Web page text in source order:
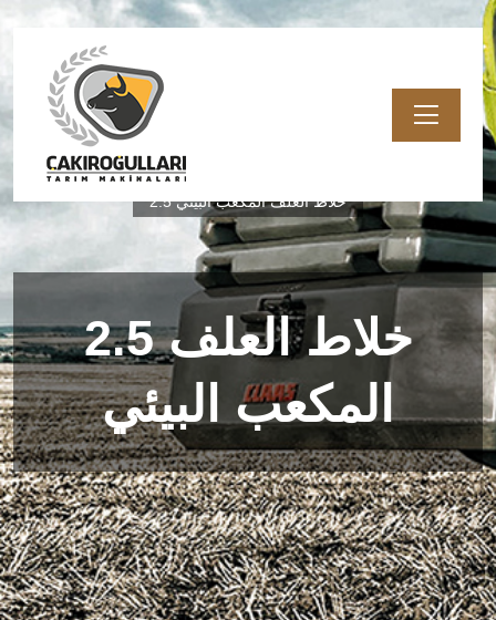
الصفحة الرئيسية
2.5 خلاط العلف المكعب البيئي
2.5 خلاط العلف
المكعب البيئي